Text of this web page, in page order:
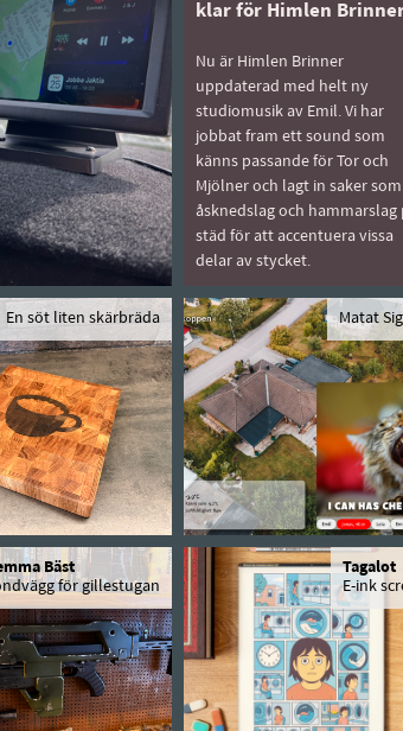
klar för Himlen
Nu är Himlen Brinner
uppdaterad med helt ny
studiomusik av Emil. Vi har
jobbat fram ett sound som
känns passande för Tor och
Mjölner och lagt in saker som
åsknedslag och hammarslag
städ för att accentuera vissa
delar av stycket.
En söt liten skärbräda Matat
Bäst
för gillestugan
Tagalot
E-ink